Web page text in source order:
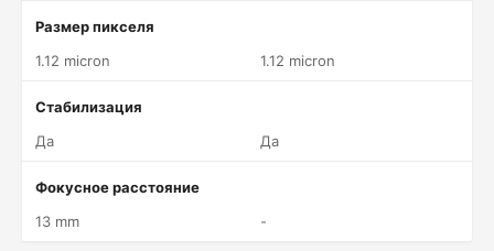
Размер пикселя
1.12 micron
1.12 micron
Стабилизация
Да
Да
Фокусное расстояние
13 mm
-